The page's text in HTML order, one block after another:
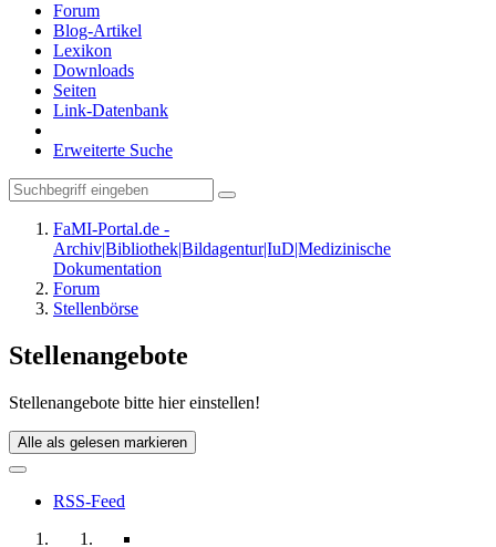
Forum
Blog-Artikel
Lexikon
Downloads
Seiten
Link-Datenbank
Erweiterte Suche
FaMI-Portal.de -
Archiv|Bibliothek|Bildagentur|IuD|Medizinische
Dokumentation
Forum
Stellenbörse
Stellenangebote
Stellenangebote bitte hier einstellen!
Alle als gelesen markieren
RSS-Feed